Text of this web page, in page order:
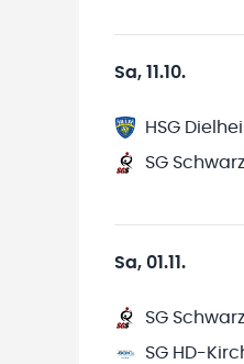
Sa, 11.10.
HSG
SG
Sa, 01.11.
SG
SG HD-